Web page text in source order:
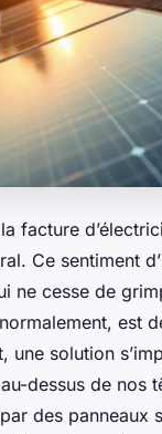
facture
Ce sentiment
ne cesse de
est
une solution
dessus de nos
des panneaux